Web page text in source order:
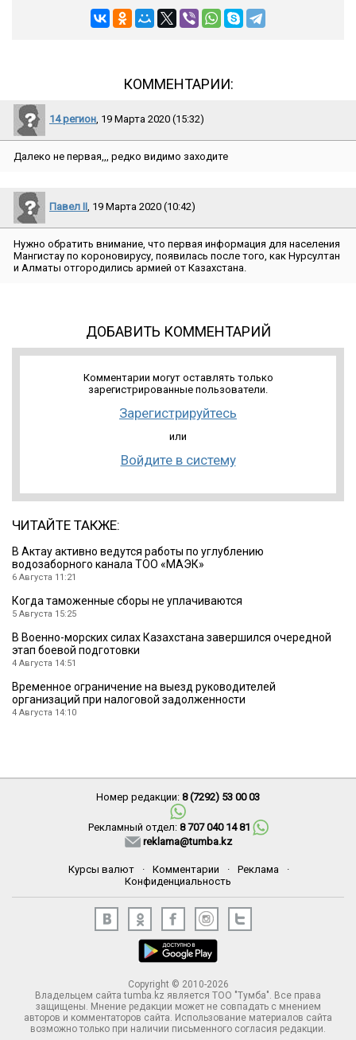
КОММЕНТАРИИ:
14 регион, 19 Марта 2020 (15:32)
Далеко не первая,,, редко видимо заходите
Павел II, 19 Марта 2020 (10:42)
Нужно обратить внимание, что первая информация для населения
Мангистау по короновирусу, появилась после того, как Нурсултан
и Алматы отгородились армией от Казахстана.
ДОБАВИТЬ КОММЕНТАРИЙ
Комментарии могут оставлять только
зарегистрированные пользователи.
Зарегистрируйтесь
или
Войдите в систему
ЧИТАЙТЕ ТАКЖЕ:
В Актау активно ведутся работы по углублению
водозаборного канала ТОО «МАЭК»
6 Августа 11:21
Когда таможенные сборы не уплачиваются
5 Августа 15:25
В Военно-морских силах Казахстана завершился очередной
этап боевой подготовки
4 Августа 14:51
Временное ограничение на выезд руководителей
организаций при налоговой задолженности
4 Августа 14:10
Номер редакции: 8 (7292) 53 00 03
Рекламный отдел: 8 707 040 14 81
reklama@tumba.kz
Курсы валют · Комментарии · Реклама
·
Конфиденциальность
Copyright © 2010-2026
Владельцем сайта tumba.kz является ТОО "Тумба". Все права
защищены. Мнение редакции может не совпадать с мнением
авторов и комментаторов сайта. Использование материалов сайта
возможно только при наличии письменного согласия редакции.